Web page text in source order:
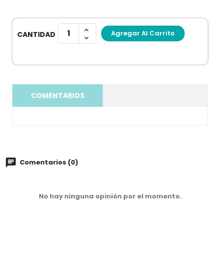
CANTIDAD Agregar Al Carrito
COMENTARIOS
Comentarios (0)
No hay ninguna opinión por el momento.